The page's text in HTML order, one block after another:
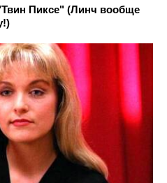
Пиксе" (Линч вообще